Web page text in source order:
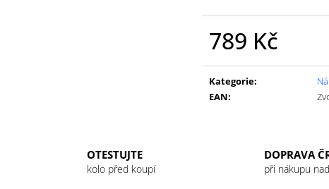
789 Kč
Kategorie:
EAN:
OTESTUJTE
kolo před koupí
DOPRAVA
při nákupu
GU ENERGY GEL 32G JET BLACKBERRY
GU
LEMONADE
49 Kč